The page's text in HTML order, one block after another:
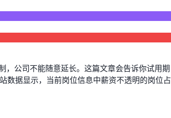
，公司不能随意延长。这篇文章会告诉你试用期
数据显示，当前岗位信息中薪资不透明的岗位占